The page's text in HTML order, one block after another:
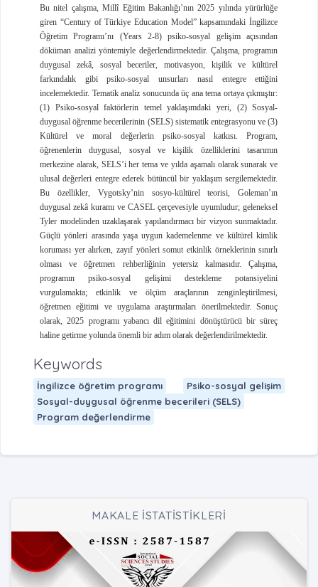
Bu nitel çalışma, Millî Eğitim Bakanlığı’nın 2025 yılında yürürlüğe
giren “Century of Türkiye Education Model” kapsamındaki İngilizce
Öğretim Programı’nı (Years 2-8) psiko-sosyal gelişim açısından
döküman analizi yöntemiyle değerlendirmektedir. Çalışma, programın
duygusal zekâ, sosyal beceriler, motivasyon, kişilik ve kültürel
farkındalık gibi psiko-sosyal unsurları nasıl entegre ettiğini
incelemektedir. Tematik analiz sonucunda üç ana tema ortaya çıkmıştır:
(1) Psiko-sosyal faktörlerin temel yaklaşımdaki yeri, (2) Sosyal-
duygusal öğrenme becerilerinin (SELS) sistematik entegrasyonu ve (3)
Kültürel ve moral değerlerin psiko-sosyal katkısı. Program,
öğrenenlerin duygusal, sosyal ve kişilik özelliklerini tasarımın
merkezine alarak, SELS’i her tema ve yılda aşamalı olarak sunarak ve
ulusal değerleri entegre ederek bütüncül bir yaklaşım sergilemektedir.
Bu özellikler, Vygotsky’nin sosyo-kültürel teorisi, Goleman’ın
duygusal zekâ kuramı ve CASEL çerçevesiyle uyumludur; geleneksel
Tyler modelinden uzaklaşarak yapılandırmacı bir vizyon sunmaktadır.
Güçlü yönleri arasında yaşa uygun kademelenme ve kültürel kimlik
koruması yer alırken, zayıf yönleri somut etkinlik örneklerinin sınırlı
olması ve öğretmen rehberliğinin yetersiz kalmasıdır. Çalışma,
programın psiko-sosyal gelişimi destekleme potansiyelini
vurgulamakta; etkinlik ve ölçüm araçlarının zenginleştirilmesi,
öğretmen eğitimi ve uygulama araştırmaları önerilmektedir. Sonuç
olarak, 2025 programı yabancı dil eğitimini dönüştürücü bir süreç
haline getirme yolunda önemli bir adım olarak değerlendirilmektedir.
Keywords
İngilizce öğretim programı
Psiko-sosyal gelişim
Sosyal-duygusal öğrenme becerileri (SELS)
Program değerlendirme
MAKALE İSTATİSTİKLERİ